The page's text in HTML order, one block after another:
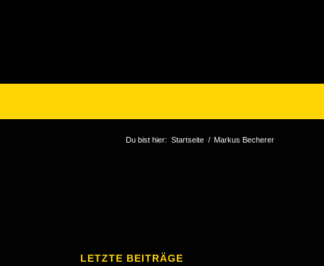
Du bist hier: Startseite / Markus Becherer
LETZTE BEITRÄGE